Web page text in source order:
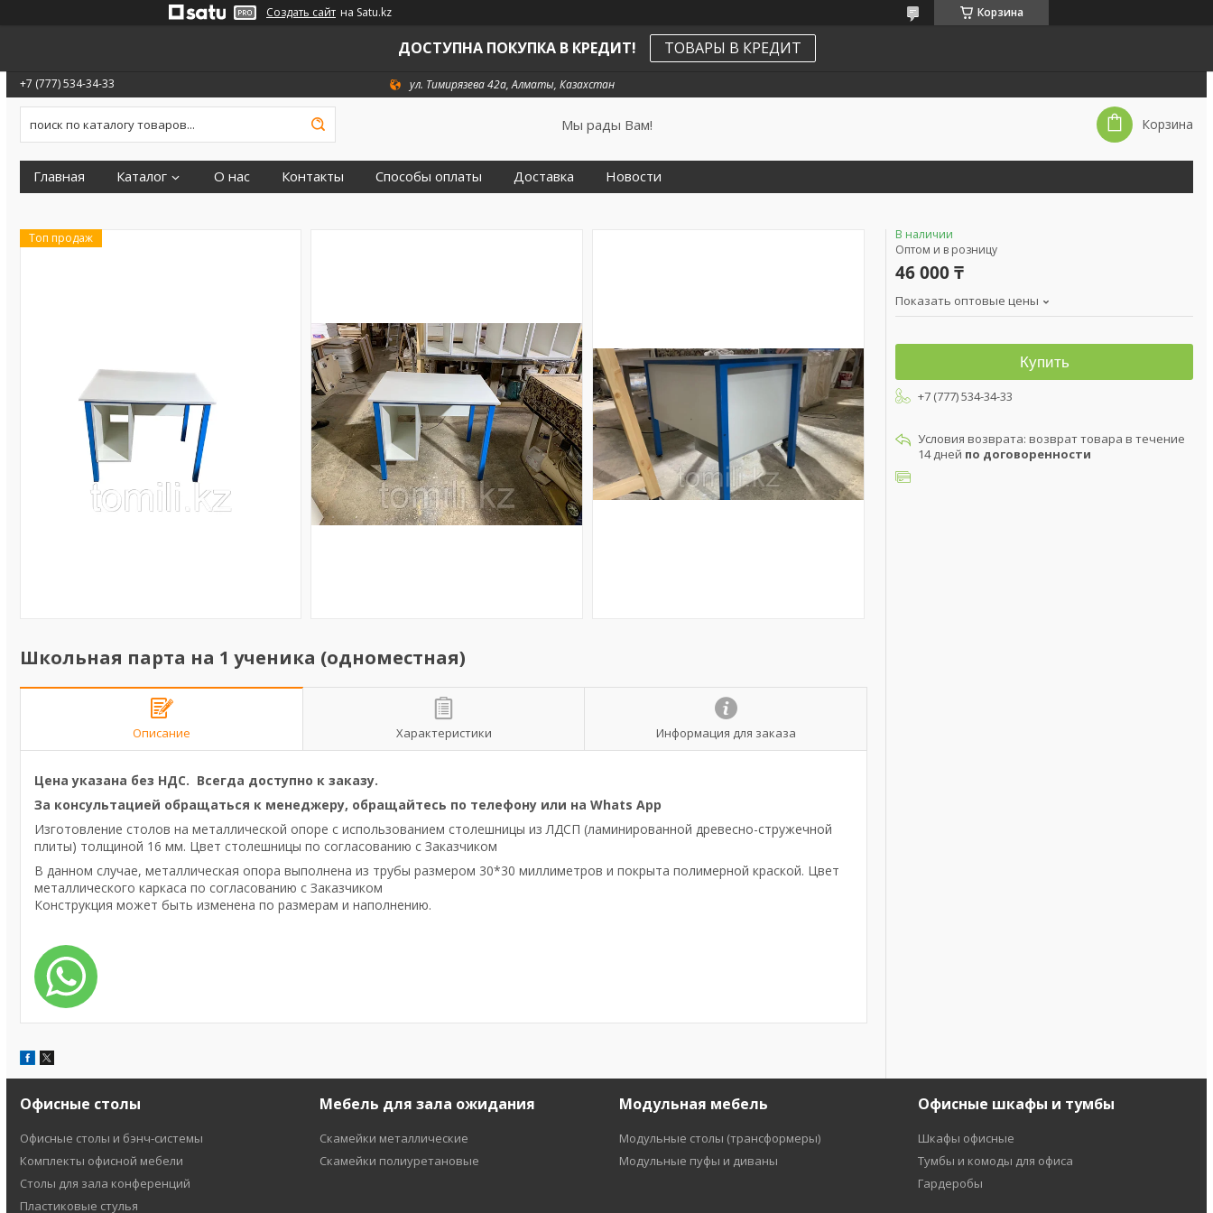
Создать сайт на Satu.kz Корзина
ДОСТУПНА ПОКУПКА В КРЕДИТ! ТОВАРЫ В КРЕДИТ
+7 (777) 534-34-33 ул. Тимирязева 42а, Алматы, Казахстан
Мы рады Вам! Корзина
Главная Каталог О нас Контакты Способы оплаты Доставка Новости
Топ продаж
Школьная парта на 1 ученика (одноместная)
Описание Характеристики Информация для заказа
Цена указана без НДС. Всегда доступно к заказу.
За консультацией обращаться к менеджеру, обращайтесь по телефону или на Whats App
Изготовление столов на металлической опоре с использованием столешницы из ЛДСП (ламинированной древесно-стружечной
плиты) толщиной 16 мм. Цвет столешницы по согласованию с Заказчиком
В данном случае, металлическая опора выполнена из трубы размером 30*30 миллиметров и покрыта полимерной краской. Цвет
металлического каркаса по согласованию с Заказчиком
Конструкция может быть изменена по размерам и наполнению.
В наличии
Оптом и в розницу
46 000 ₸
Показать оптовые цены
Купить
+7 (777) 534-34-33
возврат товара в течение
14 дней по договоренности
Офисные столы
Офисные столы и бэнч-системы
Комплекты офисной мебели
Столы для зала конференций
Пластиковые стулья
Мебель для зала ожидания
Скамейки металлические
Скамейки полиуретановые
Модульная мебель
Модульные столы (трансформеры)
Модульные пуфы и диваны
Офисные шкафы и тумбы
Шкафы офисные
Тумбы и комоды для офиса
Гардеробы